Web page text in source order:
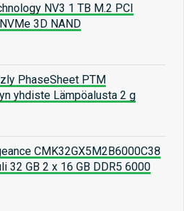
NV3 1 TB M.2 PCI
3D NAND
PhaseSheet PTM
yhdiste Lämpöalusta 2 g
CMK32GX5M2B6000C38
32 GB 2 x 16 GB DDR5 6000